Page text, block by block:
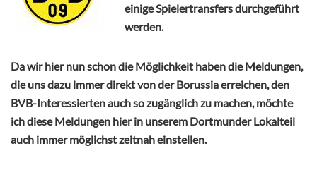
einige Spielertransfers durchgeführt
werden.
Da wir hier nun schon die Möglichkeit haben die Meldungen,
die uns dazu immer direkt von der Borussia erreichen, den
BVB-Interessierten auch so zugänglich zu machen, möchte
ich diese Meldungen hier in unserem Dortmunder Lokalteil
auch immer möglichst zeitnah einstellen.